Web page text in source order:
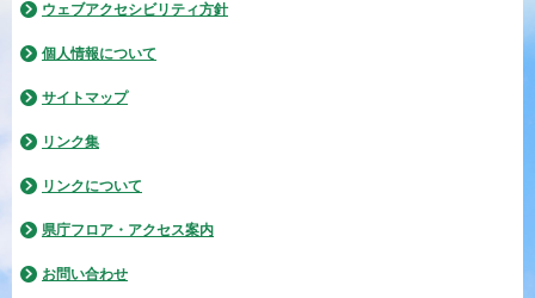
ウェブアクセシビリティ方針
個人情報について
サイトマップ
リンク集
リンクについて
県庁フロア・アクセス案内
お問い合わせ